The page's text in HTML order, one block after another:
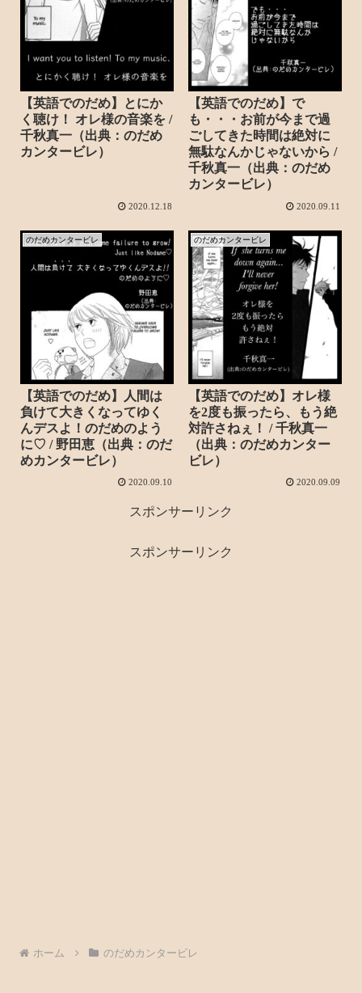
【英語でのだめ】とにか
く聴け！ オレ様の音楽を /
千秋真一（出典：のだめ
カンタービレ）
2020.12.18
【英語でのだめ】で
も・・・お前が今まで過
ごしてきた時間は絶対に
無駄なんかじゃないから /
千秋真一（出典：のだめ
カンタービレ）
2020.09.11
のだめカンタービレ
【英語でのだめ】人間は
負けて大きくなってゆく
んデスよ！のだめのよう
に♡ / 野田恵（出典：のだ
めカンタービレ）
2020.09.10
のだめカンタービレ
【英語でのだめ】オレ様
を2度も振ったら、もう絶
対許さねぇ！ / 千秋真一
（出典：のだめカンター
ビレ）
2020.09.09
スポンサーリンク
スポンサーリンク
ホーム のだめカンタービレ